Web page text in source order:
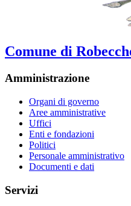
Comune di
Amministrazione
Organi di governo
Aree amministrative
Uffici
Enti e fondazioni
Politici
Personale amministrativo
Documenti e dati
Servizi